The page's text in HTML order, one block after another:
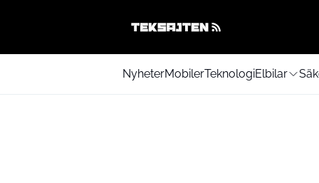
NyheterMobilerTeknologiElbilar